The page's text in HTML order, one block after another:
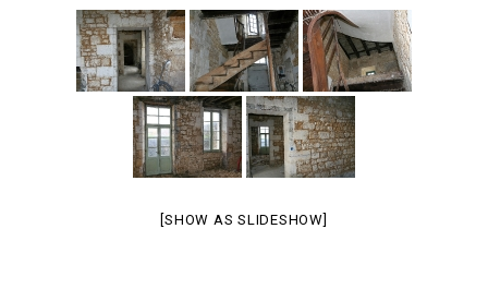
[SHOW AS SLIDESHOW]